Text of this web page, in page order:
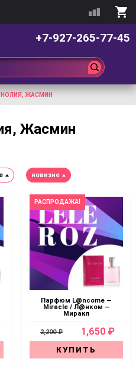
+7-927-265-77-45
ЖАСМИН
Жасмин
новизне
РАСПРОДАЖА!
Парфюм L@ncome —
Miracle / Л@нком —
Миракл
2,200 ₽ 1,650 ₽
КУПИТЬ